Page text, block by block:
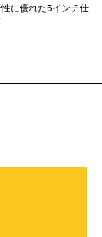
に優れた5インチ仕